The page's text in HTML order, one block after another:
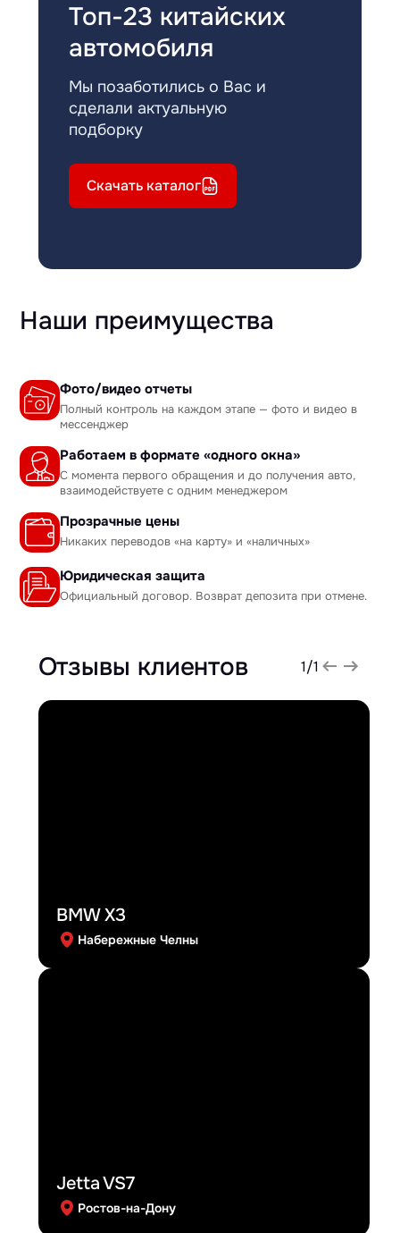
Топ-23 китайских
автомобиля
Мы позаботились о Вас и
сделали актуальную
подборку
Скачать каталог
Наши преимущества
Фото/видео отчеты
Полный контроль на каждом этапе — фото и видео в
мессенджер
Работаем в формате «одного окна»
С момента первого обращения и до получения авто,
взаимодействуете с одним менеджером
Прозрачные цены
Никаких переводов «на карту» и «наличных»
Юридическая защита
Официальный договор. Возврат депозита при отмене.
Отзывы клиентов 1/1
BMW X3
Набережные Челны
Jetta VS7
Ростов-на-Дону